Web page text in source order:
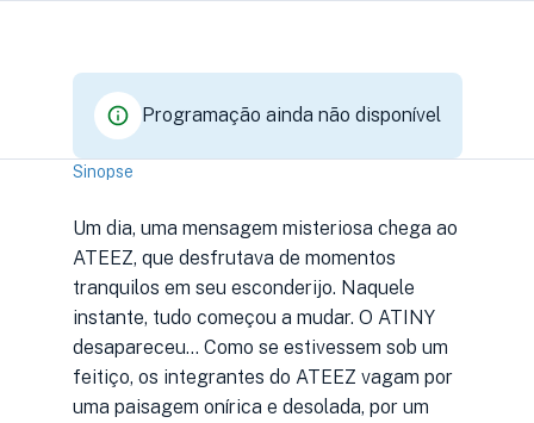
Programação ainda não disponível
Sinopse
Um dia, uma mensagem misteriosa chega ao
ATEEZ, que desfrutava de momentos
tranquilos em seu esconderijo. Naquele
instante, tudo começou a mudar. O ATINY
desapareceu... Como se estivessem sob um
feitiço, os integrantes do ATEEZ vagam por
uma paisagem onírica e desolada, por um